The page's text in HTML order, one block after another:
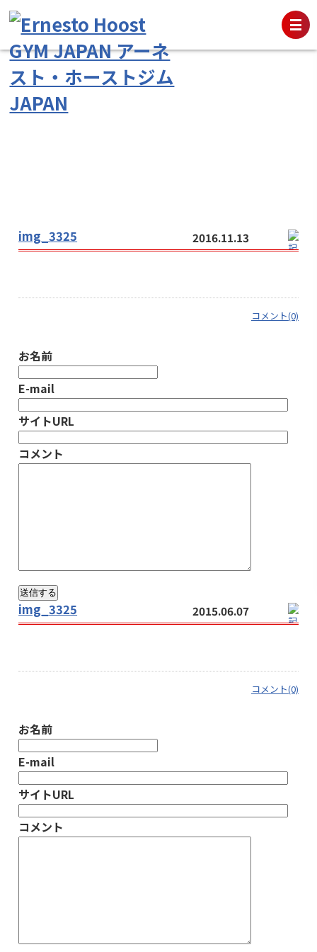
img_3325 2016.11.13
コメント(0)
お名前
E-mail
サイトURL
コメント
img_3325 2015.06.07
コメント(0)
お名前
E-mail
サイトURL
コメント